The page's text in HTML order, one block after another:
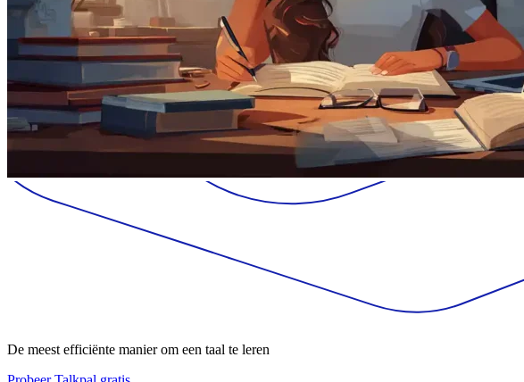
De meest efficiënte manier om een taal te leren